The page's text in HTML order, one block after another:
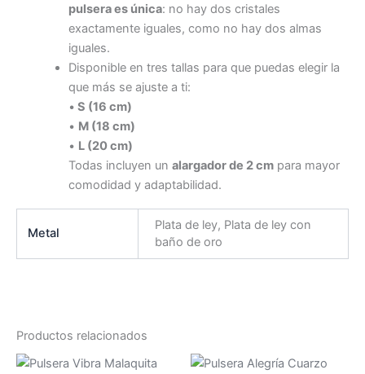
pulsera es única: no hay dos cristales
exactamente iguales, como no hay dos almas
iguales.
Disponible en tres tallas para que puedas elegir la
que más se ajuste a ti:
• S (16 cm)
• M (18 cm)
• L (20 cm)
Todas incluyen un alargador de 2 cmpara mayor
comodidad y adaptabilidad.
Metal
Plata de ley, Plata de ley con
baño de oro
Productos relacionados
Este